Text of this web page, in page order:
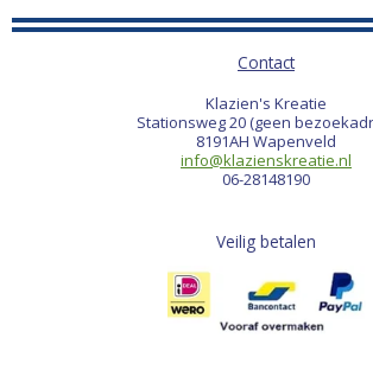
Contact
Klazien's Kreatie
Stationsweg 20 (geen
8191AH Wapenveld
info@klazienskreatie.nl
06-28148190
Veilig betalen